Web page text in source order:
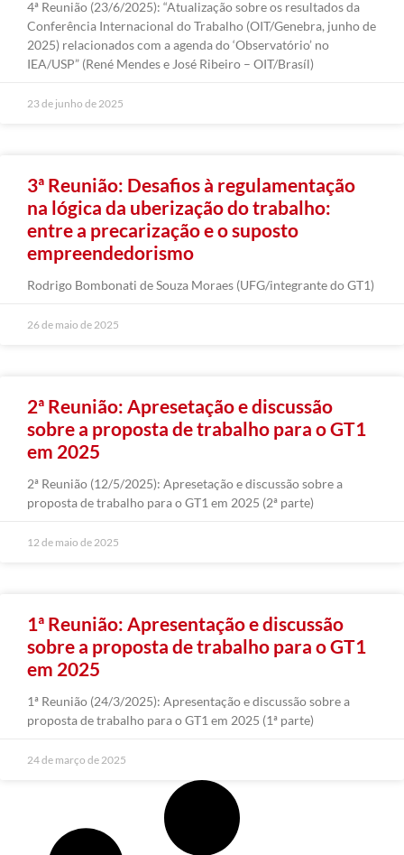
4ª Reunião (23/6/2025): “Atualização sobre os resultados da
Conferência Internacional do Trabalho (OIT/Genebra, junho de
2025) relacionados com a agenda do ‘Observatório’ no
IEA/USP” (René Mendes e José Ribeiro – OIT/Brasíl)
23 de junho de 2025
3ª Reunião: Desafios à regulamentação
na lógica da uberização do trabalho:
entre a precarização e o suposto
empreendedorismo
Rodrigo Bombonati de Souza Moraes (UFG/integrante do GT1)
26 de maio de 2025
2ª Reunião: Apresetação e discussão
sobre a proposta de trabalho para o GT1
em 2025
2ª Reunião (12/5/2025): Apresetação e discussão sobre a
proposta de trabalho para o GT1 em 2025 (2ª parte)
12 de maio de 2025
1ª Reunião: Apresentação e discussão
sobre a proposta de trabalho para o GT1
em 2025
1ª Reunião (24/3/2025): Apresentação e discussão sobre a
proposta de trabalho para o GT1 em 2025 (1ª parte)
24 de março de 2025